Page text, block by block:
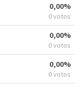
0,00%
0 votos
0,00%
0 votos
0,00%
0 votos